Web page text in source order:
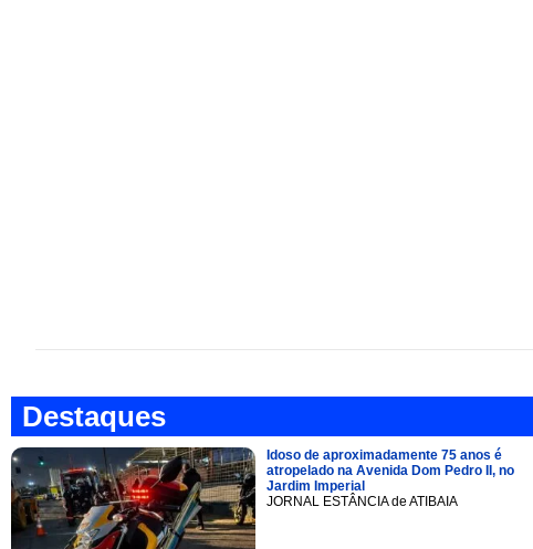
Destaques
Idoso de aproximadamente 75 anos é
atropelado na Avenida Dom Pedro II, no
Jardim Imperial
JORNAL ESTÂNCIA de ATIBAIA